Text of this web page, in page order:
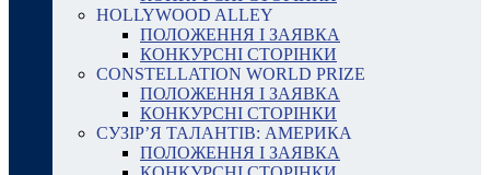
HOLLYWOOD ALLEY
ПОЛОЖЕННЯ І ЗАЯВКА
КОНКУРСНІ СТОРІНКИ
CONSTELLATION WORLD PRIZE
ПОЛОЖЕННЯ І ЗАЯВКА
КОНКУРСНІ СТОРІНКИ
СУЗІР’Я ТАЛАНТІВ: АМЕРИКА
ПОЛОЖЕННЯ І ЗАЯВКА